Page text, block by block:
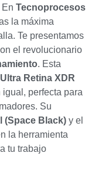
En Tecnoprocesos
la máxima
Te presentamos
el revolucionario
. Esta
Retina XDR
igual, perfecta para
Su
(Space Black) y el
la herramienta
tu trabajo